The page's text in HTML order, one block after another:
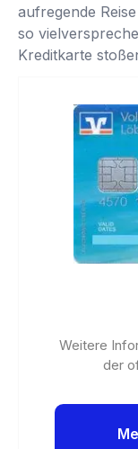
aufregende
so
Kreditkarte
Weitere
der